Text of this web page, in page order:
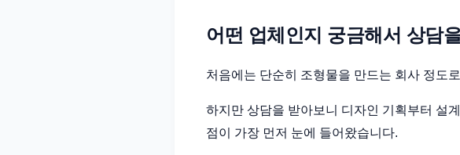
어떤 업체인지 궁금해서 상담
처음에는 단순히 조형물을 만드는 회사 정도
하지만 상담을 받아보니 디자인 기획부터 설
점이 가장 먼저 눈에 들어왔습니다.